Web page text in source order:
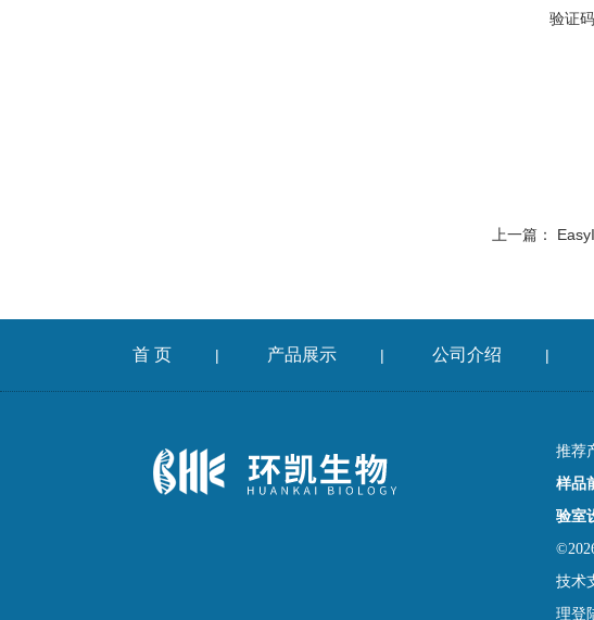
验证码
上一篇：
首 页 | 产品展示 | 公司介绍 |
推荐
样品
验室
技术
理登